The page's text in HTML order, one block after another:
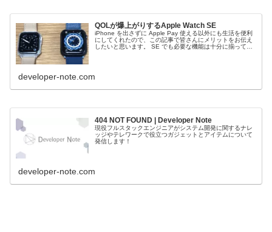
QOLが爆上がりするApple Watch SE
iPhone を出さずに Apple Pay 使える以外にも生活を便利
にしてくれたので、この記事で皆さんにメリットをお伝え
したいと思います。 SE でも必要な機能は十分に揃ってま
developer-note.com
404 NOT FOUND | Developer Note
現役フルスタックエンジニアがシステム開発に関するナレ
ッジやテレワークで役立つガジェットとアイテムについて
発信します！
developer-note.com